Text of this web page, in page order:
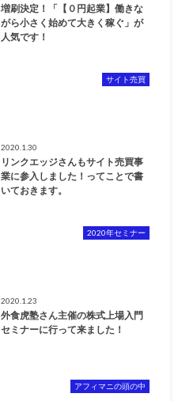
増刷決定！「【０円起業】働きな
がら小さく始めて大きく稼ぐ」が
人気です！
サイト売買
2020.1.30
リンクエッジさんもサイト売買事
業に参入しました！ってことで書
いておきます。
2020年セミナー
2020.1.23
外食虎塾さん主催の株式上場入門
セミナーに行って来ました！
アフィマニの頭の中